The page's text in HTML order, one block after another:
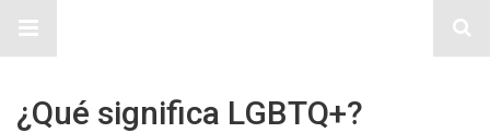
¿Qué significa LGBTQ+?